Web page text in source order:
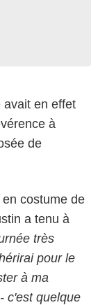
avait en effet
à
de
en costume de
a tenu à
très
pour le
à ma
c'est quelque